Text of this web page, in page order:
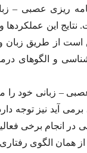
ریزی عصبی –
نتایج این
از طریق زبان و
و الگوهای
عصبی – زبانی خود
آید نیز توجه
ولی در انجام برخی
همان الگوی